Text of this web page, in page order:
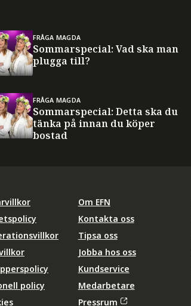
FRÅGA MAGDA
Sommarspecial: Vad ska man
plugga till?
FRÅGA MAGDA
Sommarspecial: Detta ska du
tänka på innan du köper
bostad
policy
Om EFN
Kontakta oss
Tipsa oss
Jobba hos oss
Kundservice
Medarbetare
Pressrum